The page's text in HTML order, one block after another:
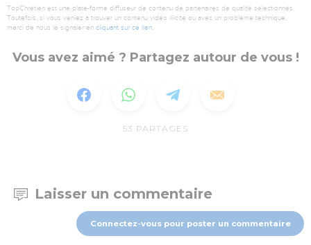
TopChrétien est une plate-forme diffuseur de contenu de partenaires de qualité sélectionnés.
Toutefois, si vous veniez à trouver un contenu vidéo illicite ou avec un problème technique,
merci de nous le signaler en cliquant sur ce lien.
Vous avez aimé ? Partagez autour de vous !
53 PARTAGES
Laisser un commentaire
Connectez-vous pour poster un commentaire